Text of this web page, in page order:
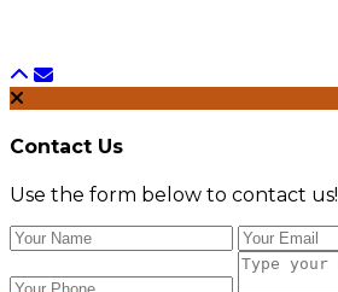
Contact Us
Use the form below to contact us!